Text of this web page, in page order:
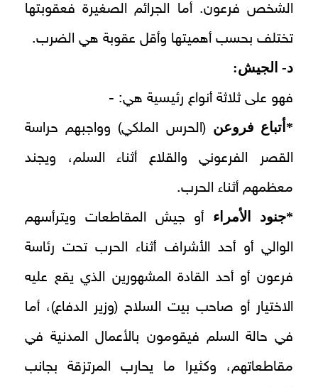
الشخص فرعون. أما الجرائم الصغيرة فعقوبتها
تختلف بحسب أهميتها وأقل عقوبة هي الضرب.
د- الجيش:
فهو على ثلاثة أنواع رئيسية هي: -
*أتباع فروعن (الحرس الملكي) وواجبهم حراسة
القصر الفرعوني والقلاع أثناء السلم، ويجند
معظمهم أثناء الحرب.
*جنود الأمراء أو جيش المقاطعات ويترأسهم
الوالي أو أحد الأشراف أثناء الحرب تحت رئاسة
فرعون أو أحد القادة المشهورين الذي يقع عليه
الاختيار أو صاحب بيت السلاح (وزير الدفاع)، أما
في حالة السلم فيقومون بالأعمال المدنية في
مقاطعاتهم، وكثيرا ما يحارب المرتزقة بجانب